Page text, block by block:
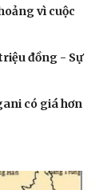
vì cuộc
đồng - Sự
có giá hơn